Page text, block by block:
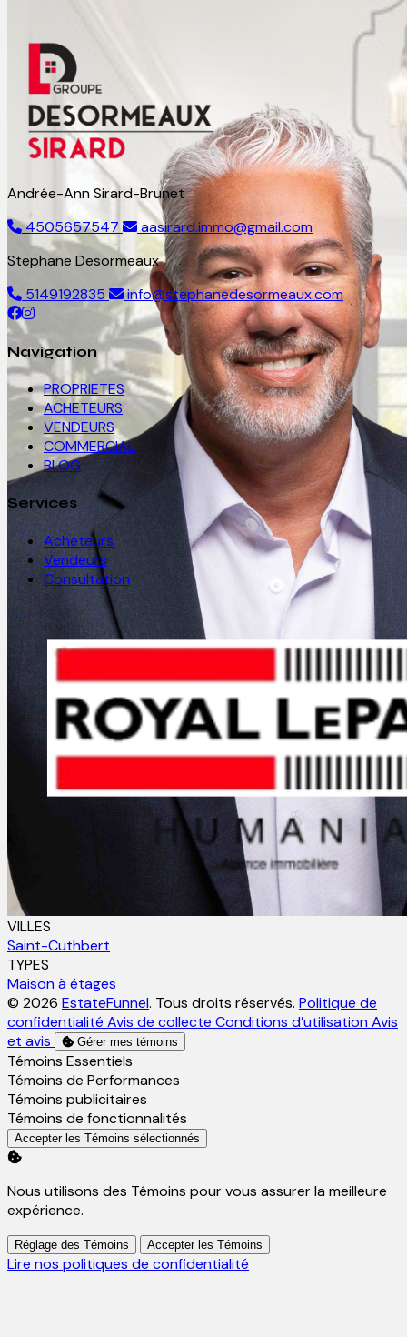
Andrée-Ann Sirard-Brunet
4505657547
aasirard.immo@gmail.com
Stephane Desormeaux
5149192835
info@stephanedesormeaux.com
Navigation
PROPRIETES
ACHETEURS
VENDEURS
COMMERCIAL
BLOG
Services
Acheteurs
Vendeurs
Consultation
VILLES
Saint-Cuthbert
TYPES
Maison à étages
© 2026 EstateFunnel. Tous droits réservés. Politique de
confidentialité Avis de collecte Conditions d’utilisation Avis
et avis
Gérer mes témoins
Activer
Témoins Essentiels
Activer
Témoins de Performances
Activer
Témoins publicitaires
Activer
Témoins de fonctionnalités
Accepter les Témoins sélectionnés
Nous utilisons des Témoins pour vous assurer la meilleure
expérience.
Réglage des Témoins Accepter les Témoins
Lire nos politiques de confidentialité